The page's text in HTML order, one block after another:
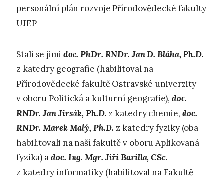
personální plán rozvoje Přírodovědecké fakulty
UJEP.
Stali se jimi doc. PhDr. RNDr. Jan D. Bláha, Ph.D.
z katedry geografie (habilitoval na
Přírodovědecké fakultě Ostravské univerzity
v oboru Politická a kulturní geografie), doc.
RNDr. Jan Jirsák, Ph.D. z katedry chemie, doc.
RNDr. Marek Malý, Ph.D. z katedry fyziky (oba
habilitovali na naší fakultě v oboru Aplikovaná
fyzika) adoc. Ing. Mgr. Jiří Barilla, CSc.
z katedry informatiky (habilitoval na Fakultě